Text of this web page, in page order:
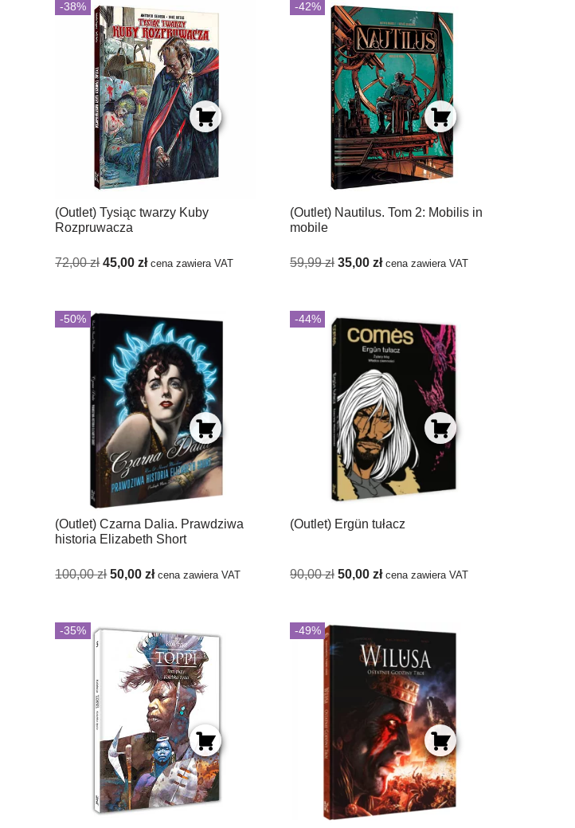
-38%
(Outlet) Tysiąc twarzy Kuby
Rozpruwacza
72,00zł 45,00zł cena zawiera VAT
-42%
(Outlet) Nautilus. Tom 2: Mobilis in
mobile
59,99zł 35,00zł cena zawiera VAT
-50%
(Outlet) Czarna Dalia. Prawdziwa
historia Elizabeth Short
100,00zł 50,00zł cena zawiera VAT
-44%
(Outlet) Ergün tułacz
90,00zł 50,00zł cena zawiera VAT
-35% -49%